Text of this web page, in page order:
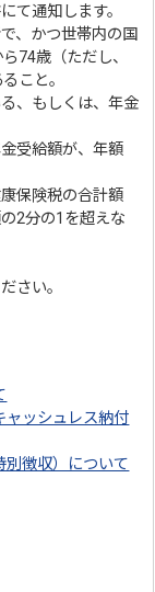
て通知します。
、かつ世帯内の国
74歳（ただし、
こと。
、もしくは、年金
受給額が、年額
保険税の合計額
2分の1を超えな
さい。
ャッシュレス納付
別徴収）について